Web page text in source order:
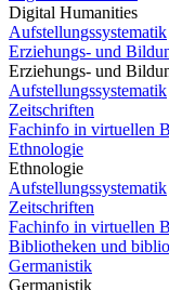
Digital Humanities
Aufstellungssystematik
Erziehungs- und
Erziehungs- und
Aufstellungssystematik
Zeitschriften
Fachinfo in virtuellen
Ethnologie
Ethnologie
Aufstellungssystematik
Zeitschriften
Fachinfo in virtuellen
Bibliotheken und
Germanistik
Germanistik